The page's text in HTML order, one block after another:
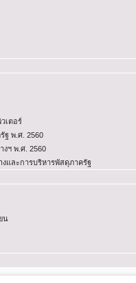
เตอร์
ฐ พ.ศ. 2560
งฯ พ.ศ. 2560
และการบริหารพัสดุภาครัฐ
น